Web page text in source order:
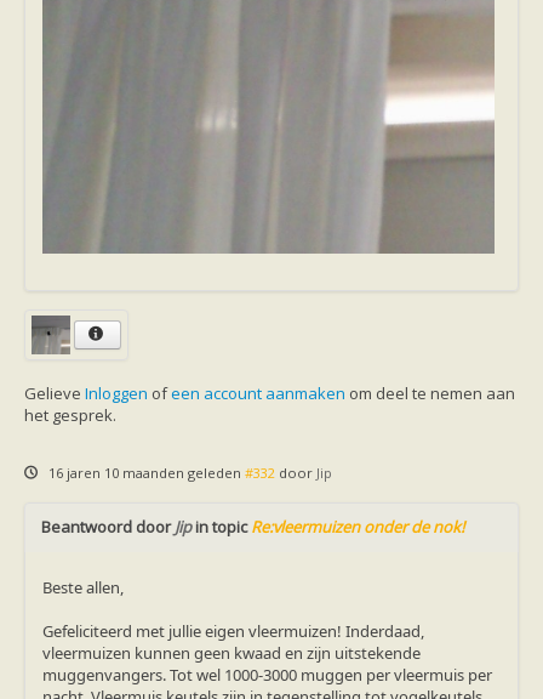
Gelieve Inloggen ofeen account aanmaken om deel te nemen aan
het gesprek.
16 jaren 10 maanden geleden #332 door Jip
Beantwoord doorJipin topicRe:vleermuizen onder de nok!
Beste allen,
Gefeliciteerd met jullie eigen vleermuizen! Inderdaad,
vleermuizen kunnen geen kwaad en zijn uitstekende
muggenvangers. Tot wel 1000-3000 muggen per vleermuis per